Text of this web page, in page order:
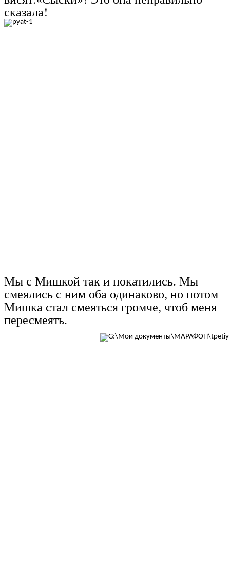
сказала!
Мы с Мишкой так и покатились. Мы
смеялись с ним оба одинаково, но потом
Мишка стал смеяться громче, чтоб меня
пересмеять.